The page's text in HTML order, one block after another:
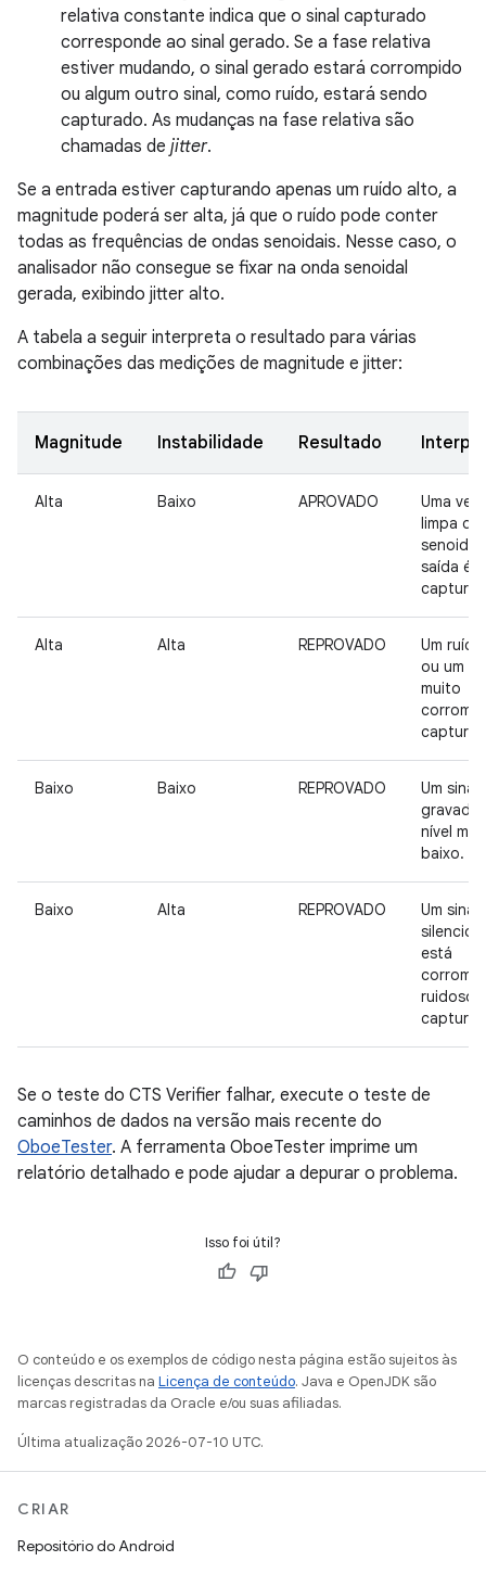
relativa constante indica que o sinal capturado
corresponde ao sinal gerado. Se a fase relativa
estiver mudando, o sinal gerado estará corrompido
ou algum outro sinal, como ruído, estará sendo
capturado. As mudanças na fase relativa são
chamadas de jitter.
Se a entrada estiver capturando apenas um ruído alto, a
magnitude poderá ser alta, já que o ruído pode conter
todas as frequências de ondas senoidais. Nesse caso, o
analisador não consegue se fixar na onda senoidal
gerada, exibindo jitter alto.
A tabela a seguir interpreta o resultado para várias
combinações das medições de magnitude e jitter:
Magnitude Instabilidade Resultado
Alta Baixo APROVADO
Uma
limpa da
senoidal
saída é
Alta Alta REPROVADO
Um
ou um
muito
Baixo Baixo REPROVADO
Um sinal
gravado
nível
baixo.
Baixo Alta REPROVADO
Um sinal
está
ruidoso
Se o teste do CTS Verifier falhar, execute o teste de
caminhos de dados na versão mais recente do
OboeTester. A ferramenta OboeTester imprime um
relatório detalhado e pode ajudar a depurar o problema.
Isso foi útil?
O conteúdo e os exemplos de código nesta página estão sujeitos às
licenças descritas na Licença de conteúdo. Java e OpenJDK são
marcas registradas da Oracle e/ou suas afiliadas.
Última atualização 2026-07-10 UTC.
CRIAR
Repositório do Android